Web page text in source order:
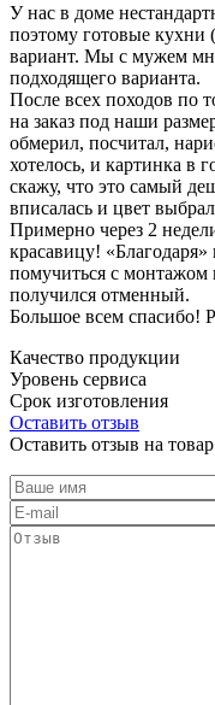
У нас в доме
поэтому готовые
вариант. Мы с мужем
подходящего варианта.
После всех походов по
на заказ под наши
обмерил, посчитал,
хотелось, и картинка в
скажу, что это самый
вписалась и цвет
Примерно через 2
красавицу!
помучиться с монтажом
получился отменный.
Большое всем спасибо!
Качество продукции
Уровень сервиса
Срок изготовления
Оставить отзыв
Оставить отзыв на